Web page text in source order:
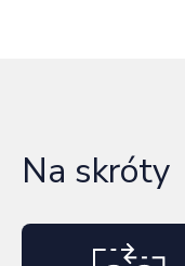
Na skróty